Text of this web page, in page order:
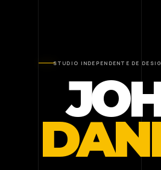
STUDIO INDEPENDENTE DE